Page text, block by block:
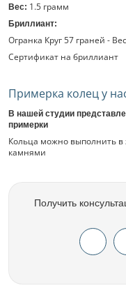
Вес: 1.5 грамм
Бриллиант:
Огранка Круг 57 граней -
Сертификат на бриллиант
Примерка колец у
В нашей студии
примерки
Кольца можно выполнить в
камнями
Получить